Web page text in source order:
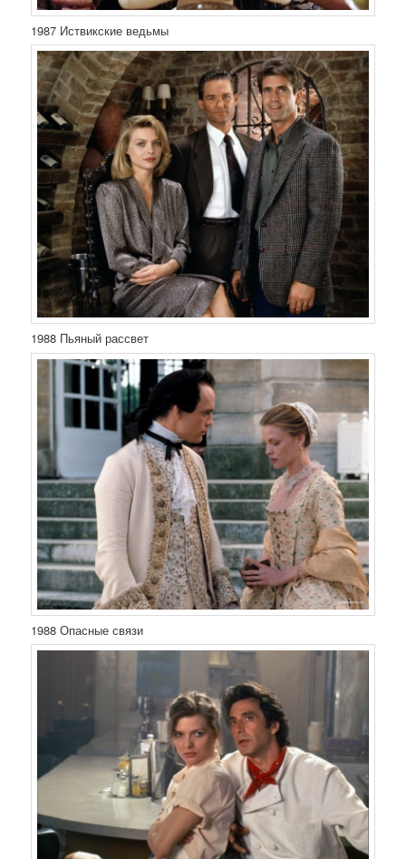
1987 Иствикские ведьмы
1988 Пьяный рассвет
1988 Опасные связи